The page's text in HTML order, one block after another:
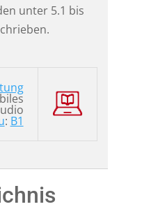
unter 5.1 bis
: B1